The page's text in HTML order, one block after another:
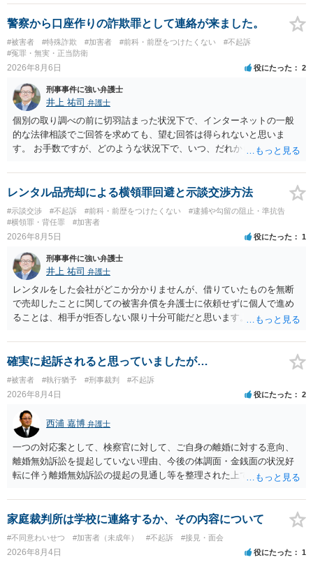
警察から口座作りの詐欺罪として連絡が来ました。
#被害者 #特殊詐欺 #加害者 #前科・前歴をつけたくない
#不起訴
#冤罪・無実・正当防衛
2026年8月6日 役にたった 2
刑事事件に強い弁護士
井上 祐司 弁護士
個別の取り調べの前に切羽詰まった状況下で、インターネットの一般
的な法律相談でご回答を求めても、望む回答は得られないと思いま
す。 お手数ですが、どのような状況下で、いつ、だれからどのような
の程度だと聞いているのかということについて、お近くで詳細な法律
相談を受けられたうえで対処方法を探された方がよいと思われます。
一般論でいえば、任意取り調べの場合、ＩＣレコーダーを持参して取
り調べ内容を録音することは必須だと考えます。
レンタル品売却による横領罪回避と示談交渉方法
#示談交渉 #不起訴 #前科・前歴をつけたくない
#逮捕や勾留の阻止・準抗告
#横領罪・背任罪
#加害者
2026年8月5日 役にたった 1
刑事事件に強い弁護士
井上 祐司 弁護士
レンタルをした会社がどこか分かりませんが、借りていたものを無断
で売却したことに関しての被害弁償を弁護士に依頼せずに個人で進め
ることは、相手が拒否しない限り十分可能だと思います。 見積を出し
か）、弁護士に法律相談において助言をもらえば足りるでしょう。
確実に起訴されると思っていましたが…
#被害者 #執行猶予 #刑事裁判 #不起訴
2026年8月4日 役にたった 2
西浦 嘉博 弁護士
一つの対応案として、検察官に対して、ご自身の離婚に対する意向、
離婚無効訴訟を提起していない理由、今後の体調面・金銭面の状況好
転に伴う離婚無効訴訟の提起の見通し等を整理された上で、書面とし
検察官の処分判断の際、相談者さんの意向を示す証拠の一つとして位
置づけられる様に思われます。 より詳細についてお聞きになりたい場
家庭裁判所は学校に連絡するか、その内容について
#不同意わいせつ #加害者（未成年） #不起訴 #接見・面会
2026年8月4日 役にたった 1